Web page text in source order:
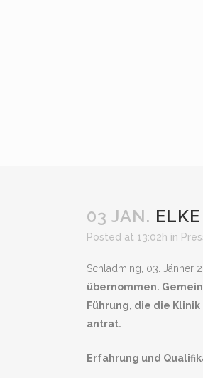
03 JAN.
Posted at 13:02h in
Schladming, 03. Jänner
übernommen.
Führung, die die
antrat.
Erfahrung und